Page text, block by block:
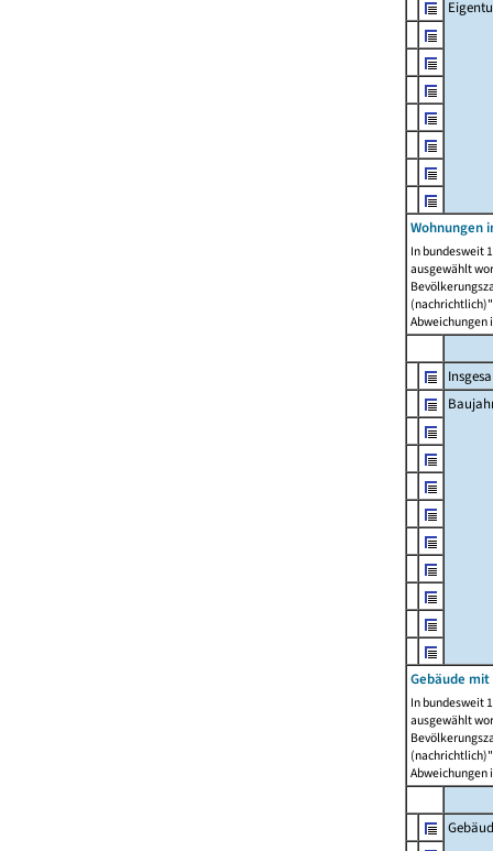
Wohnungen
In bundesweit
ausgewählt
Abweichungen
Gebäude mit
In bundesweit
ausgewählt
Abweichungen